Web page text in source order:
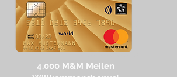
4.000 M&M Meilen